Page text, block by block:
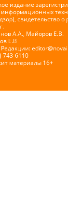
издание
информационных
свидетельство
А.А., Майоров Е.В.
Е.В
743-6110
материалы 16+